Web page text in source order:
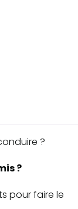
?
?
pour faire le